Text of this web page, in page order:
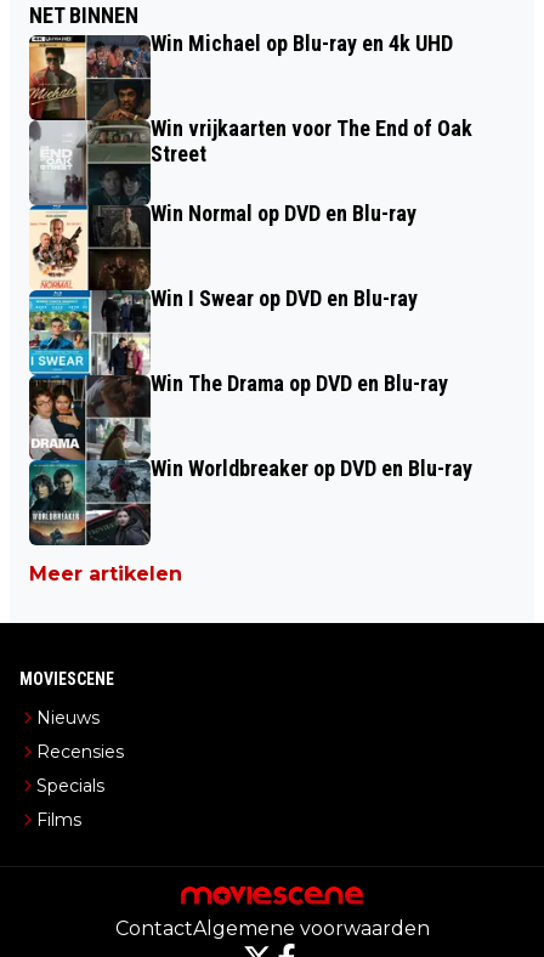
NET BINNEN
Win Michael op Blu-ray en 4k UHD
Win vrijkaarten voor The End of Oak
Street
Win Normal op DVD en Blu-ray
Win I Swear op DVD en Blu-ray
Win The Drama op DVD en Blu-ray
Win Worldbreaker op DVD en Blu-ray
Meer artikelen
MOVIESCENE
Nieuws
Recensies
Specials
Films
ContactAlgemene voorwaarden